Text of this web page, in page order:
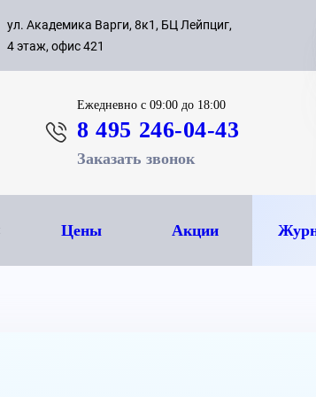
с 09:00
8 495
ул. Академика Варги, 8к1, БЦ Лейпциг,
4 этаж, офис 421
Ежедневнос 09:00 до 18:00
8 495 246-04-43
Заказать звонок
Цены Акции